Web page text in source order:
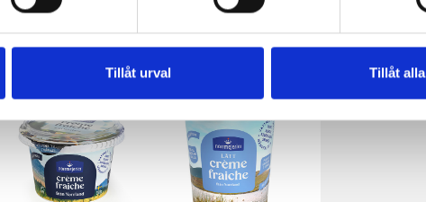
Tillåt urval Tillåt alla